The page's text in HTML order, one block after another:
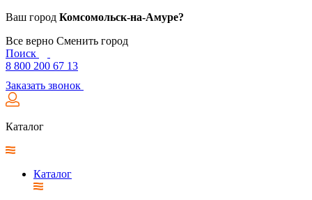
Ваш город Комсомольск-на-Амуре?
Все верно Сменить город
Поиск
8 800 200 67 13
Заказать звонок
Каталог
Каталог